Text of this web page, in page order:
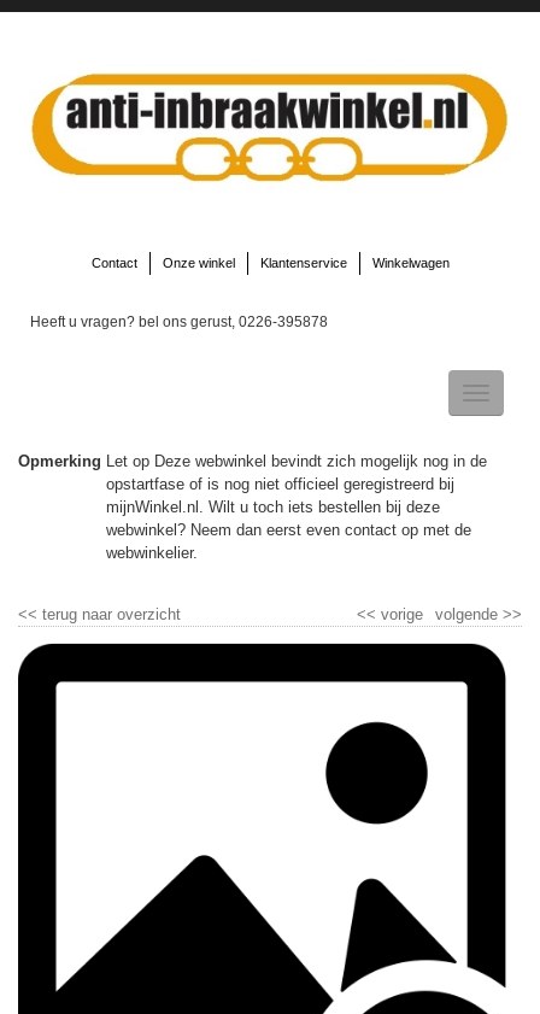
Contact Onze winkel Klantenservice Winkelwagen
Heeft u vragen? bel ons gerust, 0226-395878
Toggle
Opmerking Let op Deze webwinkel bevindt zich mogelijk nog in de
opstartfase of is nog niet officieel geregistreerd bij
mijnWinkel.nl. Wilt u toch iets bestellen bij deze
webwinkel? Neem dan eerst even contact op met de
webwinkelier.
<< terug naar overzicht volgende >>
<< vorige